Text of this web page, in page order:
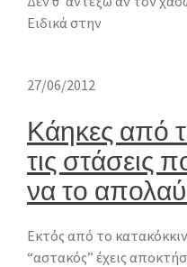
Ειδικά στην
27/06/2012
Κάηκες από
τις στάσεις
να το
Εκτός από το
“αστακός” έχεις